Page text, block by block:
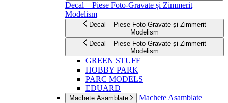
Decal – Piese Foto-Gravate și Zimmerit
Modelism
Decal – Piese Foto-Gravate și Zimmerit
Modelism
Decal – Piese Foto-Gravate și Zimmerit
Modelism
GREEN STUFF
HOBBY PARK
PARC MODELS
EDUARD
Machete Asamblate Machete Asamblate